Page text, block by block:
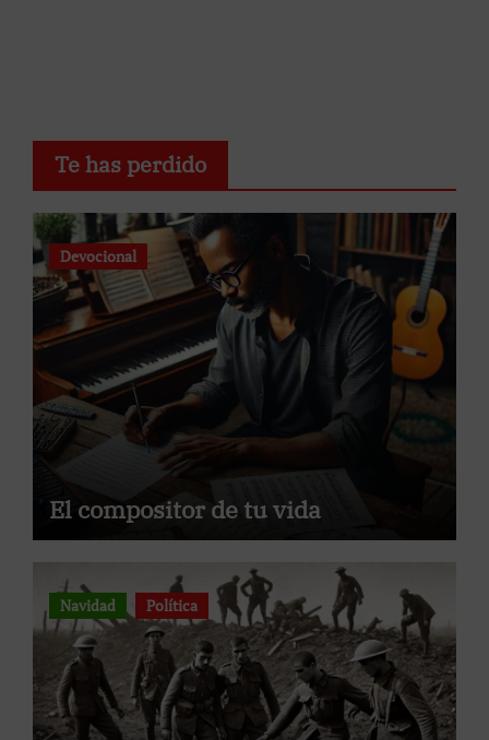
Te has perdido
Devocional
El compositor de tu vida
Navidad Política